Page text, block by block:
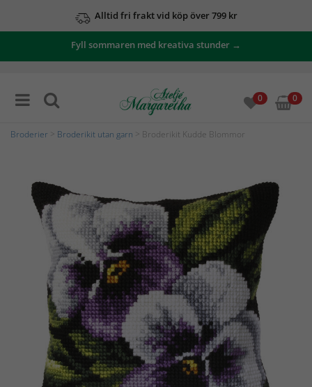
Alltid fri frakt vid köp över 799 kr
Fyll sommaren med kreativa stunder →
0 0
Broderier Broderikit utan garn > Broderikit Kudde Blommor